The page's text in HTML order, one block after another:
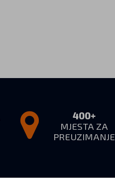
400+
MJESTA ZA
PREUZIMANJE